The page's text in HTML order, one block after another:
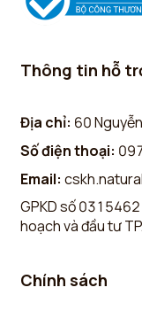
Chính sách
Số điện thoại:
Thông tin hỗ
Địa chỉ: 60
GPKD số
hoạch và đầu tư
Email: